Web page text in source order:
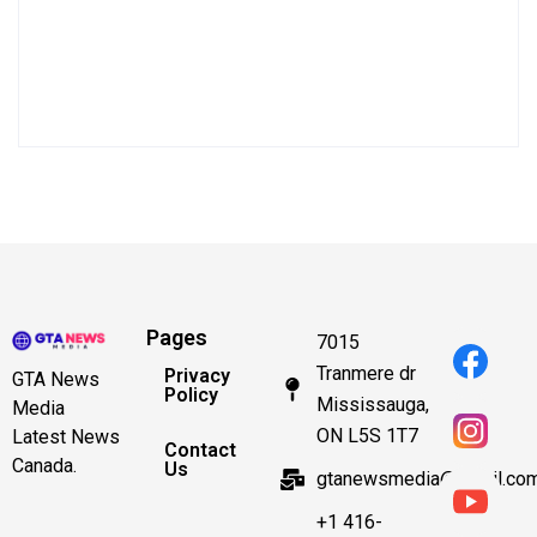
GTA News
Media
Latest News
Canada.
Pages
Privacy
Policy
Contact
Us
7015
Tranmere dr
Mississauga,
ON L5S 1T7
+1 416-